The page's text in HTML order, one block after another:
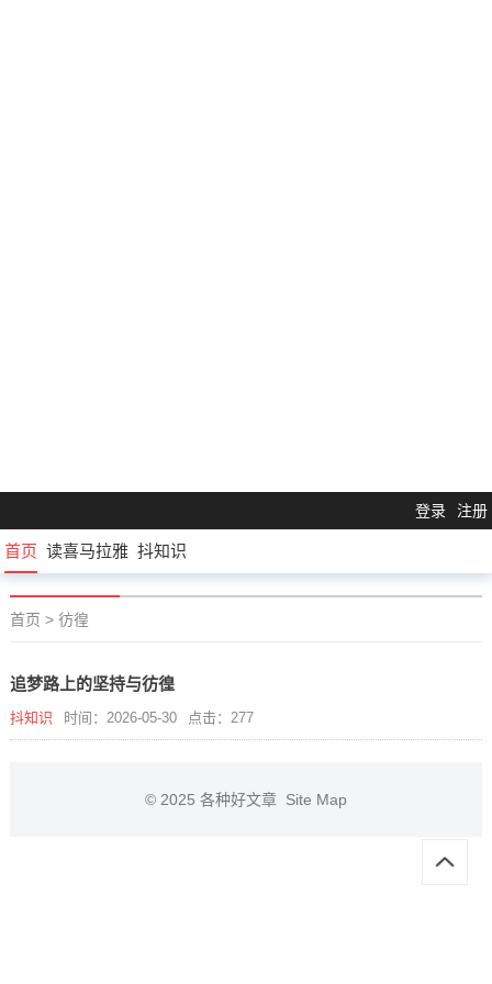
登录 注册
首页 读喜马拉雅 抖知识
首页 > 彷徨
追梦路上的坚持与彷徨
抖知识 时间：2026-05-30 点击：277
© 2025 各种好文章 Site Map